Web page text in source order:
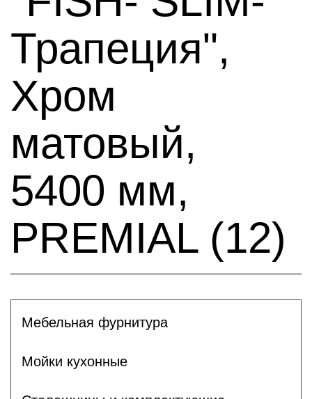
Трапеция",
Хром
матовый,
5400 мм,
PREMIAL (12)
Мебельная фурнитура
Мойки кухонные